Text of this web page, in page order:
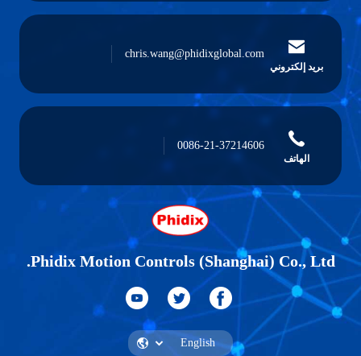
بريد إلكتروني
chris.wang@phidixglobal.com
الهاتف
0086-21-37214606
Phidix Motion Controls (Shanghai) Co., Ltd.